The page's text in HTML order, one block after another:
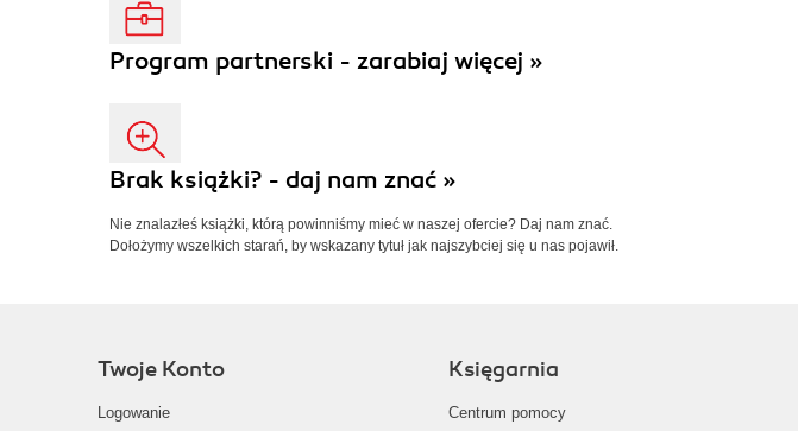
Program partnerski - zarabiaj więcej »
Brak książki? - daj nam znać »
Nie znalazłeś książki, którą powinniśmy mieć w naszej ofercie? Daj nam znać.
Dołożymy wszelkich starań, by wskazany tytuł jak najszybciej się u nas pojawił.
Twoje Konto
Logowanie
Księgarnia
Centrum pomocy